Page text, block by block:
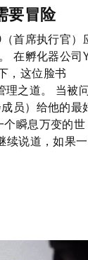
要冒险
首席执行官）
在孵化器公司
，这位脸书
理之道。 当被问
员）给他的最
个瞬息万变的世
续说道，如果一